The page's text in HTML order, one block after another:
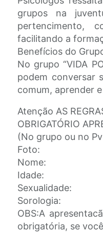
grupos na
pertencimento,
facilitando a
Benefícios do
No grupo “VIDA
podem conversar
comum, aprender
Atenção AS
OBRIGATÓRIO
(No grupo ou no
Foto:
Nome:
Idade:
Sexualidade:
Sorologia:
OBS:A
obrigatória, se